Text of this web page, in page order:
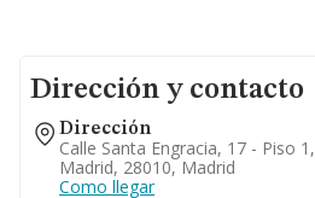
Dirección y contacto
Dirección
Calle Santa Engracia, 17 - Piso 1,
Madrid, 28010, Madrid
Como llegar